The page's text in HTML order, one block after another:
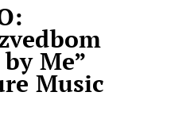
Me”
Music